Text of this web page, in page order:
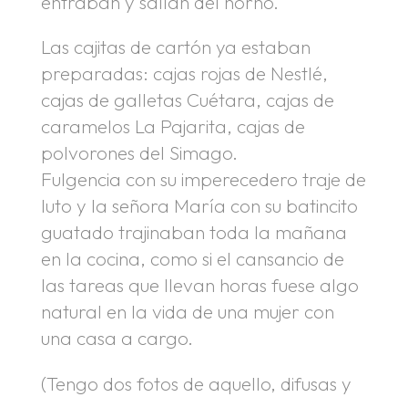
Las cajitas de cartón ya estaban
preparadas: cajas rojas de Nestlé,
cajas de galletas Cuétara, cajas de
caramelos La Pajarita, cajas de
polvorones del Simago.
Fulgencia con su imperecedero traje de
luto y la señora María con su batincito
guatado trajinaban toda la mañana
en la cocina, como si el cansancio de
las tareas que llevan horas fuese algo
natural en la vida de una mujer con
una casa a cargo.
(Tengo dos fotos de aquello, difusas y